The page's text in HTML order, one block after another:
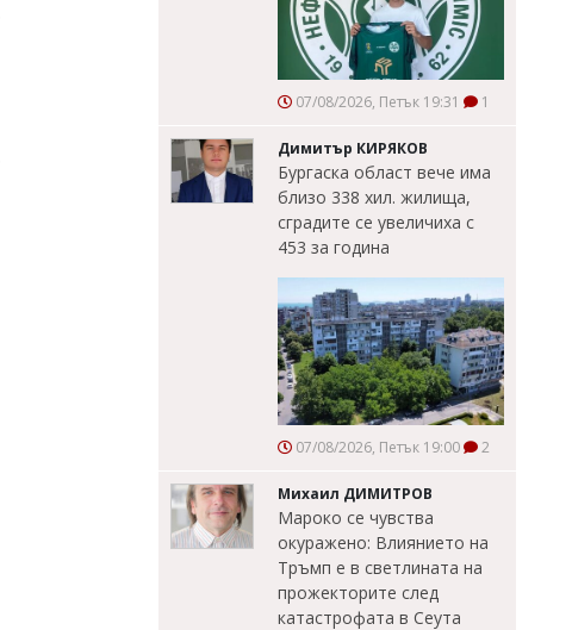
07/08/2026, Петък 19:31 1
Димитър КИРЯКОВ
Бургаска област вече има
близо 338 хил. жилища,
сградите се увеличиха с
453 за година
07/08/2026, Петък 19:00 2
Михаил ДИМИТРОВ
Мароко се чувства
окуражено: Влиянието на
Тръмп е в светлината на
прожекторите след
катастрофата в Сеута